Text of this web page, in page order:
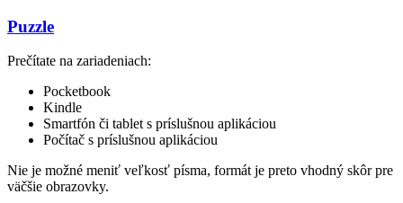
Puzzle
Prečítate na zariadeniach:
Pocketbook
Kindle
Smartfón či tablet s príslušnou aplikáciou
Počítač s príslušnou aplikáciou
Nie je možné meniť veľkosť písma, formát je preto vhodný skôr pre
väčšie obrazovky.